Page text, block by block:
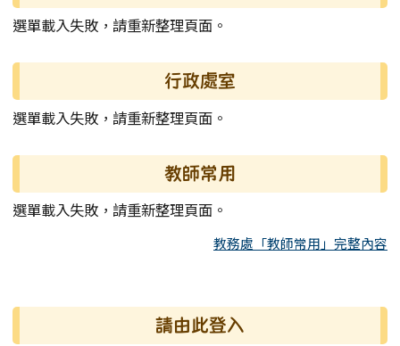
選單載入失敗，請重新整理頁面。
行政處室
選單載入失敗，請重新整理頁面。
教師常用
選單載入失敗，請重新整理頁面。
教務處「教師常用」完整內容
右邊區域內容 請由此登入